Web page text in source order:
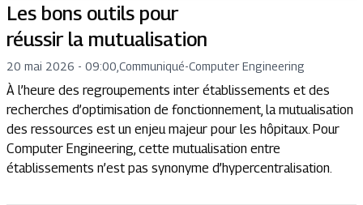
Les bons outils pour
réussir la mutualisation
20 mai 2026 - 09:00 Communiqué-Computer Engineering
À l’heure des regroupements inter établissements et des
recherches d’optimisation de fonctionnement, la mutualisation
des ressources est un enjeu majeur pour les hôpitaux. Pour
Computer Engineering, cette mutualisation entre
établissements n’est pas synonyme d’hypercentralisation.